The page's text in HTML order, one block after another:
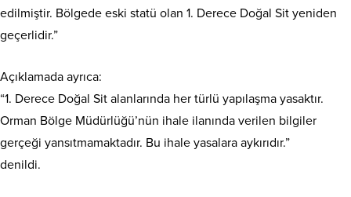
edilmiştir. Bölgede eski statü olan 1. Derece Doğal Sit yeniden
geçerlidir.”
Açıklamada ayrıca:
“1. Derece Doğal Sit alanlarında her türlü yapılaşma yasaktır.
Orman Bölge Müdürlüğü’nün ihale ilanında verilen bilgiler
gerçeği yansıtmamaktadır. Bu ihale yasalara aykırıdır.”
denildi.